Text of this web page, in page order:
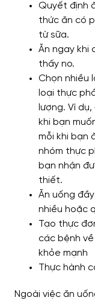
Quyết định
thức ăn có
từ sữa.
Ăn ngay khi
thấy no.
Chọn nhiều
loại thực
lượng. Ví
khi bạn
mỗi khi bạn
nhóm thực
bạn nhận
thiết.
Ăn uống
nhiều hoặc
Tạo thực
các bệnh
khỏe mạnh
Thực hành
Ngoài việc ăn